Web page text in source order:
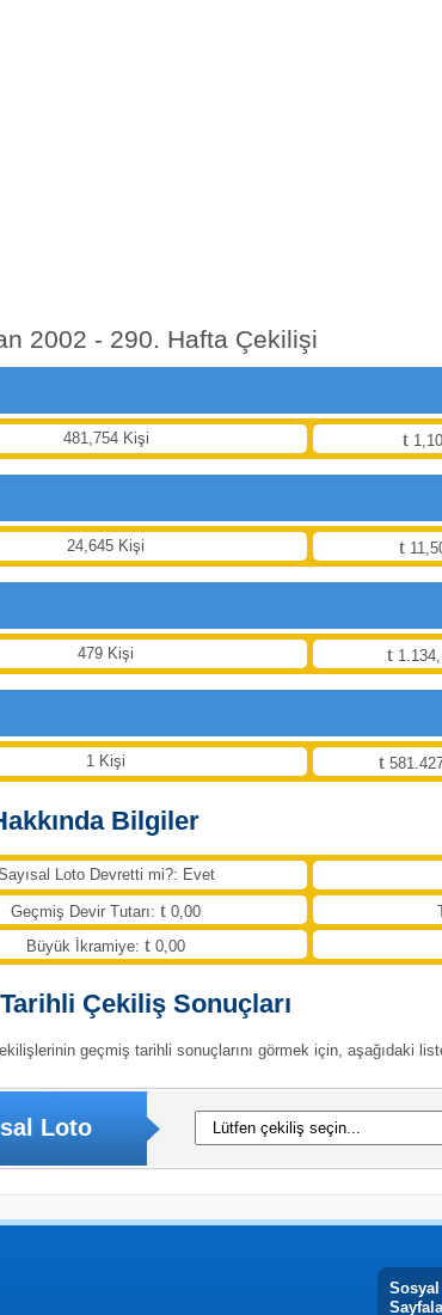
2002 - 290. Hafta Çekilişi
481,754 Kişi
24,645 Kişi
479 Kişi
1 Kişi
Bilgiler
Loto Devretti mi?: Evet
Geçmiş Devir Tutarı: 0,00
Büyük İkramiye:
0,00
Çekiliş Sonuçları
geçmiş tarihli sonuçlarını görmek için, aşağıdaki
Loto